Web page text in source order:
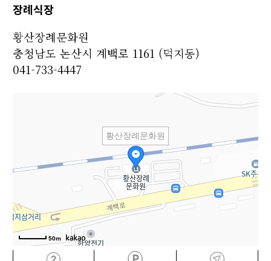
장례식장
황산장례문화원
충청남도 논산시 계백로 1161 (덕지동)
041-733-4447
황산장례문화원
50m